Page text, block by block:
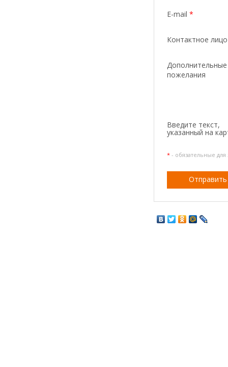
E-mail *
Контактное
Дополнительные
пожелания
Введите текcт,
указанный на
* - обязательные
Отправить